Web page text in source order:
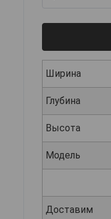
Ширина
Глубина
Высота
Модель
Доставим